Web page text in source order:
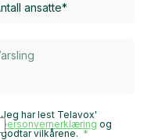
Jeg har lest Telavox'
personvernerklæring og
godtar vilkårene.